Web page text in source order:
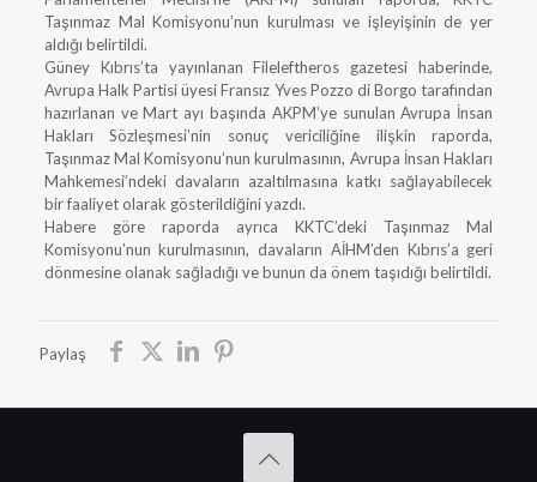
Taşınmaz Mal Komisyonu’nun kurulması ve işleyişinin de yer
aldığı belirtildi.
Güney Kıbrıs’ta yayınlanan Fileleftheros gazetesi haberinde,
Avrupa Halk Partisi üyesi Fransız Yves Pozzo di Borgo tarafından
hazırlanan ve Mart ayı başında AKPM’ye sunulan Avrupa İnsan
Hakları Sözleşmesi’nin sonuç vericiliğine ilişkin raporda,
Taşınmaz Mal Komisyonu’nun kurulmasının, Avrupa İnsan Hakları
Mahkemesi’ndeki davaların azaltılmasına katkı sağlayabilecek
bir faaliyet olarak gösterildiğini yazdı.
Habere göre raporda ayrıca KKTC’deki Taşınmaz Mal
Komisyonu’nun kurulmasının, davaların AİHM’den Kıbrıs’a geri
dönmesine olanak sağladığı ve bunun da önem taşıdığı belirtildi.
Paylaş